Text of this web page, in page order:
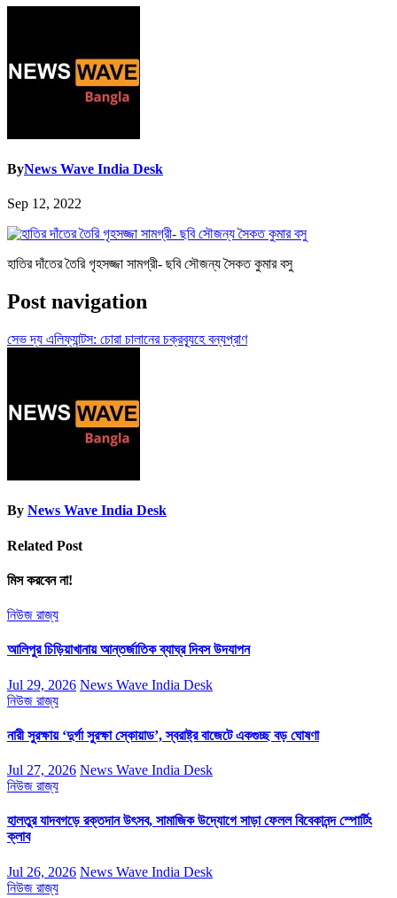
ByNews Wave India Desk
Sep 12, 2022
হাতির দাঁতের তৈরি গৃহসজ্জা সামগ্রী- ছবি সৌজন্য সৈকত কুমার বসু
Post navigation
সেভ দ্য এলিফ্যান্টস: চোরা চালানের চক্রব্যূহে বন্যপ্রাণ
By News Wave India Desk
Related Post
মিস করবেন না!
নিউজ রাজ্য
আলিপুর চিড়িয়াখানায় আন্তর্জাতিক ব্যাঘ্র দিবস উদযাপন
Jul 29, 2026 News Wave India Desk
নিউজ রাজ্য
নারী সুরক্ষায় ‘দুর্গা সুরক্ষা স্কোয়াড’, স্বরাষ্ট্র বাজেটে একগুচ্ছ বড় ঘোষণা
Jul 27, 2026 News Wave India Desk
নিউজ রাজ্য
হালতুর যাদবগড়ে রক্তদান উৎসব, সামাজিক উদ্যোগে সাড়া ফেলল বিবেকানন্দ স্পোর্টিং
ক্লাব
Jul 26, 2026 News Wave India Desk
নিউজ রাজ্য